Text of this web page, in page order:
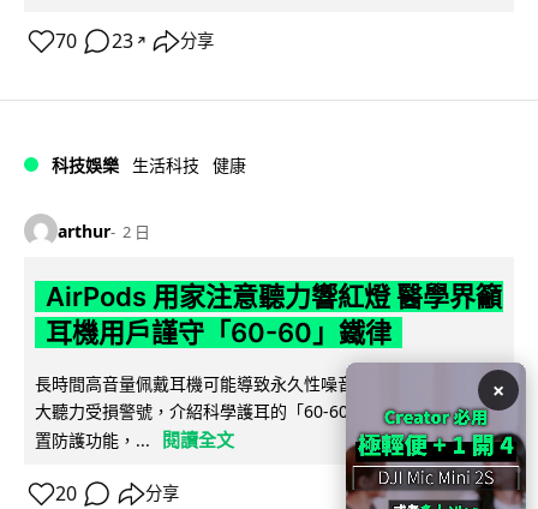
70 23 ↗ 分享
科技娛樂 生活科技 健康
arthur 2 日
AirPods 用家注意聽力響紅燈 醫學界籲
耳機用戶謹守「60-60」鐵律
長時間高音量佩戴耳機可能導致永久性噪音性聽損。本文盤點 4
大聽力受損警號，介紹科學護耳的「60-60 原則」及 Apple 內
置防護功能，...
閱讀全文
20 分享
×